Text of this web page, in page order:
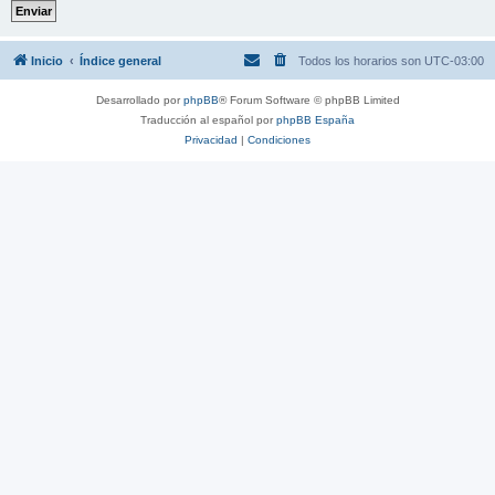
Inicio Índice general Todos los horarios son UTC-03:00
Desarrollado porphpBB® Forum Software © phpBB Limited
Traducción al español porphpBB España
Privacidad | Condiciones